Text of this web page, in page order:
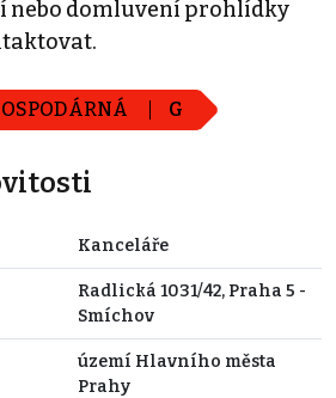
nebo domluvení prohlídky
G
Kanceláře
Radlická 1031/42, Praha 5 -
Smíchov
území Hlavního města
Prahy